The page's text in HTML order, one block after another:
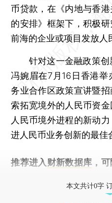
币贷款，在《内地与香
的安排》框架下，积极
前海的企业或项目发放人
针对这一金融政策创
冯婉眉在7月16日香港
务业合作区政策宣讲暨
索拓宽境外的人民币资
人民币境外进程的新动
进人民币业务创新的最佳
推荐进入 财新数据库 ，
本文共计0字